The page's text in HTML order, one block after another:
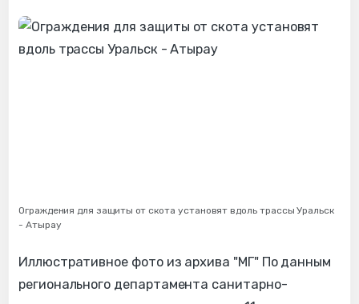
Ограждения для защиты от скота установят вдоль трассы Уральск
- Атырау
Иллюстративное фото из архива "МГ" По данным
регионального департамента санитарно-